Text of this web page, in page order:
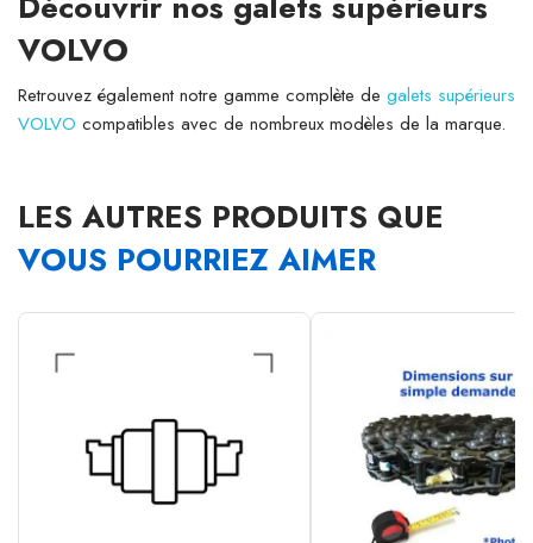
VOLVO
Retrouvez également notre gamme complète de galets supérieurs
VOLVO compatibles avec de nombreux modèles de la marque.
LES AUTRES PRODUITS QUE
VOUS POURRIEZ AIMER